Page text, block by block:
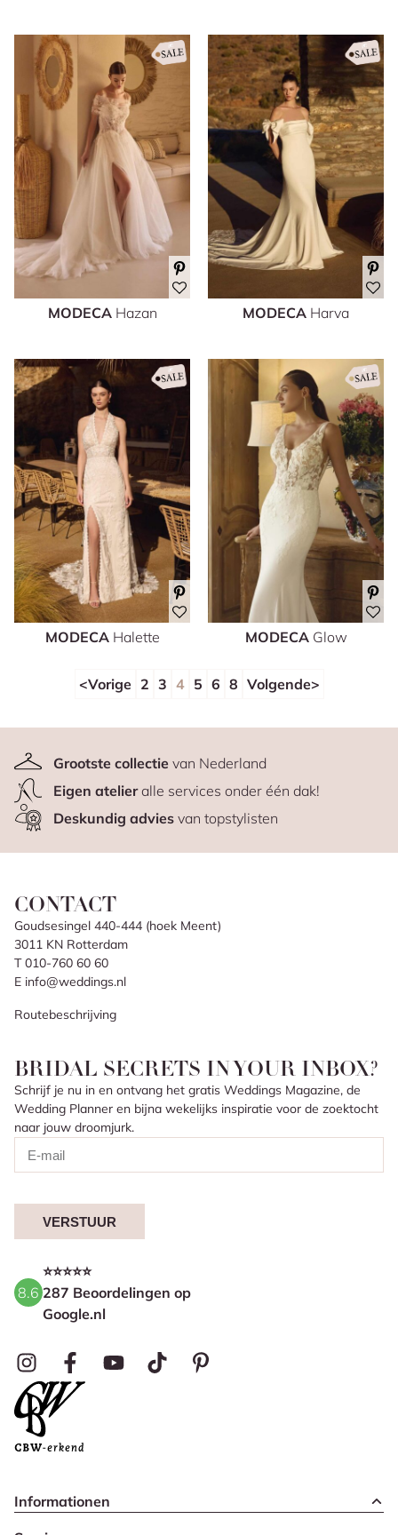
MODECA Hazan MODECA Harva
MODECA Halette MODECA Glow
Vorige 2 3 4 5 6 8 Volgende
Grootste collectievan Nederland
Eigen atelieralle services onder één dak!
Deskundig adviesvan topstylisten
CONTACT
Goudsesingel 440-444 (hoek Meent)
3011 KN Rotterdam
T 010-760 60 60
E info@weddings.nl
Routebeschrijving
BRIDAL SECRETS IN YOUR INBOX?
Schrijf je nu in en ontvang het gratis Weddings Magazine, de
Wedding Planner en bijna wekelijks inspiratie voor de zoektocht
naar jouw droomjurk.
VERSTUUR
8.6
⭐⭐⭐⭐⭐
287 Beoordelingen op
Google.nl
Informationen